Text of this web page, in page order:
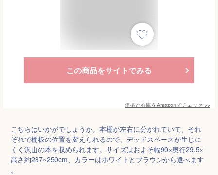
この商品をサイトでみる
価格と在庫をAmazonでチェック >>
こちらはいかがでしょうか。本棚が左右に分かれていて、それ
ぞれで棚板の位置を変えられるので、デッドスペースが生じに
くく沢山の本を収められます。サイズはおよそ幅90×奥行29.5×
高さ約237~250cm、カラーはホワイトとブラウンから選べます
。